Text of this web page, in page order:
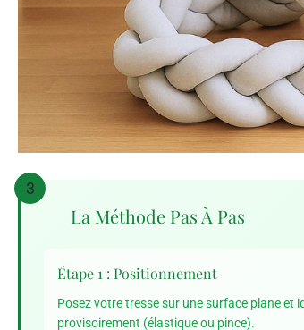
3
La Méthode Pas À Pas
Étape 1 : Positionnement
Posez votre tresse sur une surface plane et
provisoirement (élastique ou pince).